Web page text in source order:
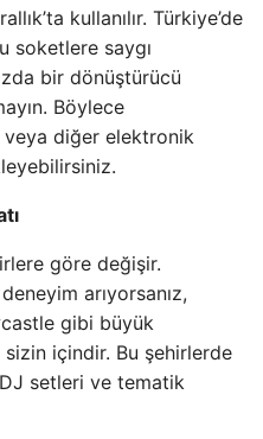
kullanılır. Türkiye’de
soketlere saygı
bir dönüştürücü
Böylece
veya diğer elektronik
göre değişir.
arıyorsanız,
gibi büyük
içindir. Bu şehirlerde
setleri ve tematik